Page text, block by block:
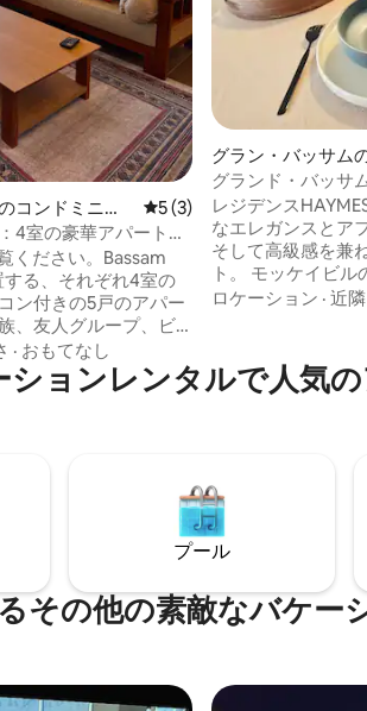
コンドミニア
レビュー3件、5つ星中5つ
5 (3)
4室の豪華アパートメ
ください。Bassam
る、それぞれ4室の
ン付きの5戸のアパー
、友人グループ、ビ
最適です。専用バス
グルームを備えたマ
の2つのダブルベッド
、プール、ビデオ監
。
· おもてなし
グラン・バッサム
ン・アパート
グランド・バッサ
ロモダンなアパー
レジデンスHAYMESへ
なエレガンスとア
そして高級感を兼
ト。 モッケイビルの静かな地区の中心に
位置するこの1ベッ
提供します。 スタイルと雰囲気 アフロミ
ニマリストの装飾
ロケーション · 近隣
ションレンタルで人気
プール
その他の素敵なバケー